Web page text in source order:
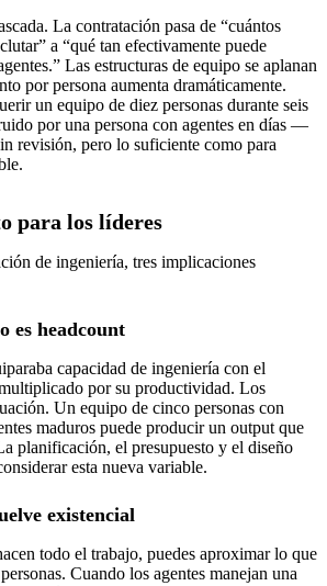
La contratación pasa de “cuántos
a “qué tan efectivamente puede
Las estructuras de equipo se aplanan
por persona aumenta dramáticamente.
un equipo de diez personas durante seis
por una persona con agentes en días —
revisión, pero lo suficiente como para
para los líderes
de ingeniería, tres implicaciones
es headcount
capacidad de ingeniería con el
por su productividad. Los
Un equipo de cinco personas con
maduros puede producir un output que
planificación, el presupuesto y el diseño
esta nueva variable.
existencial
todo el trabajo, puedes aproximar lo que
Cuando los agentes manejan una